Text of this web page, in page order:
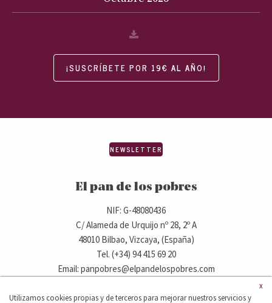
¡SUSCRÍBETE POR 19€ AL AÑO!
El pan de los pobres
NIF: G-48080436
C/ Alameda de Urquijo nº 28, 2º A
48010 Bilbao, Vizcaya, (España)
Tel. (+34) 94 415 69 20
Email: panpobres@elpandelospobres.com
NEWSLETTER
x
Utilizamos cookies propias y de terceros para mejorar nuestros servicios y